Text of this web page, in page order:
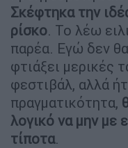
Σκέφτηκα την
ρίσκο. Το λέω
παρέα. Εγώ δεν
φτιάξει μερικές
φεστιβάλ, αλλά
πραγματικότητα,
λογικό να μην με
τίποτα.